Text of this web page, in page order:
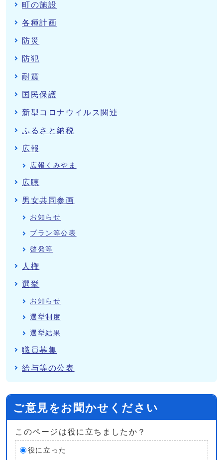
町の施設
各種計画
防災
防犯
耐震
国民保護
新型コロナウイルス関連
ふるさと納税
広報
広報くみやま
広聴
男女共同参画
お知らせ
プラン等公表
啓発等
人権
選挙
お知らせ
選挙制度
選挙結果
職員募集
給与等の公表
ご意見をお聞かせください
このページは役に立ちましたか？
役に立った